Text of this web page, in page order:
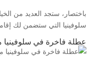
باختصار، ستجد العديد من
سلوفينيا التي ستضمن لك
عطلة فاخرة في